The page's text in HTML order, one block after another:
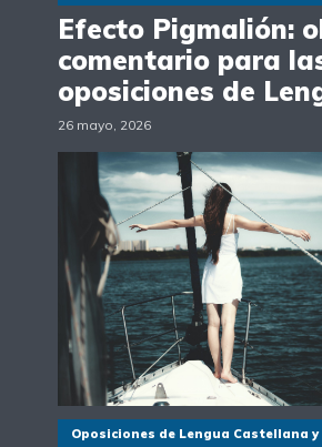
Efecto Pigmalión:
comentario para
oposiciones de
26 mayo, 2026
Oposiciones de Lengua Castellana